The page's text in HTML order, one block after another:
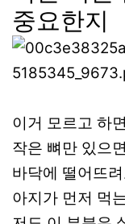
중요한지
이거 모르고 하
작은 뼈만 있으
바닥에 떨어뜨
아지가 먼저 먹